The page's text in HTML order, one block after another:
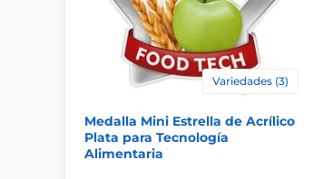
Variedades (3)
Medalla Mini Estrella de Acrílico
Plata para Tecnología
Alimentaria